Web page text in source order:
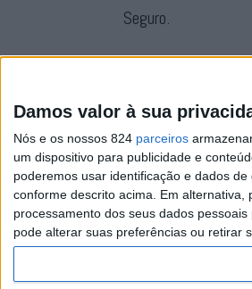
Damos valor à sua
Nós e os nossos 824 parceiros
um dispositivo para publicidade e
poderemos usar identificação e dados
conforme descrito acima. Em
processamento dos seus dados
pode alterar suas preferências ou retirar
Seguro.
eleitores inscritos.